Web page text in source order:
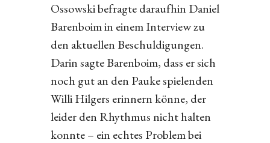
Ossowski befragte daraufhin Daniel
Barenboim in einem Interview zu
den aktuellen Beschuldigungen.
Darin sagte Barenboim, dass er sich
noch gut an den Pauke spielenden
Willi Hilgers erinnern könne, der
leider den Rhythmus nicht halten
konnte – ein echtes Problem bei